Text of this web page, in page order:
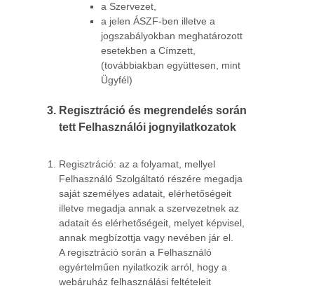
a Szervezet,
a jelen ÁSZF-ben illetve a
jogszabályokban meghatározott
esetekben a Címzett,
(továbbiakban együttesen, mint
Ügyfél)
Regisztráció és megrendelés során
tett Felhasználói jognyilatkozatok
Regisztráció: az a folyamat, mellyel
Felhasználó Szolgáltató részére megadja
saját személyes adatait, elérhetőségeit
illetve megadja annak a szervezetnek az
adatait és elérhetőségeit, melyet képvisel,
annak megbízottja vagy nevében jár el.
A regisztráció során a Felhasználó
egyértelműen nyilatkozik arról, hogy a
webáruház felhasználási feltételeit